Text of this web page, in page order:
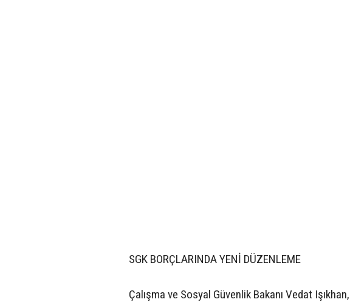
SGK BORÇLARINDA YENİ DÜZENLEME
Çalışma ve Sosyal Güvenlik Bakanı Vedat